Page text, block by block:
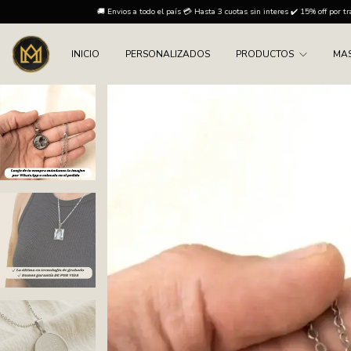
el país 💳 Hasta 3 cuotas sin interes ✔️ 15% off por transferencia 🚚 Envios a todo el
INICIO PERSONALIZADOS PRODUCTOS